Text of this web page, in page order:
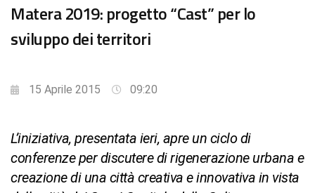
Matera 2019: progetto “Cast” per lo
sviluppo dei territori
15 Aprile 2015 09:20
L’iniziativa, presentata ieri, apre un ciclo di
conferenze per discutere di rigenerazione urbana e
creazione di una città creativa e innovativa in vista